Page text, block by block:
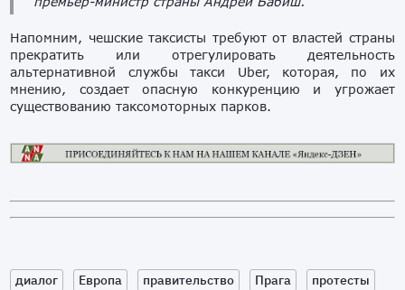
Напомним, чешские таксисты требуют от властей страны
прекратить или отрегулировать деятельность
альтернативной службы такси Uber, которая, по их
мнению, создает опасную конкуренцию и угрожает
существованию таксомоторных парков.
диалог Европа правительство Прага
протесты